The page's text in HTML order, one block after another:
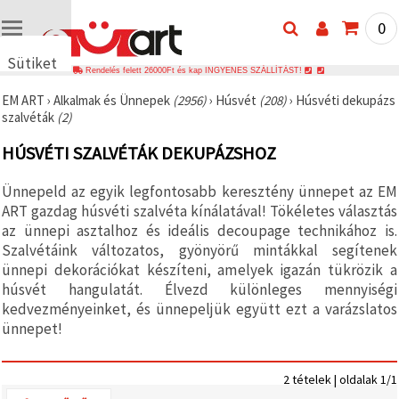
Sütiket
🍪 Cookie-
kat és
technológiákat
használunk
érdekében,
hogy
biztosítsuk
a weboldal
megfelelő
működését,
javítsuk az
Ön
felhasználói
élményét,
és az Ön
elemezzük
0
Rendelés felett 26000Ft és kap INGYENES SZÁLLÍTÁST!
EM ART › Alkalmak és Ünnepek (2956)› Húsvét (208)› Húsvéti dekupázs
szalvéták (2)
HÚSVÉTI SZALVÉTÁK DEKUPÁZSHOZ
Ünnepeld az egyik legfontosabb keresztény ünnepet az EM
ART gazdag húsvéti szalvéta kínálatával! Tökéletes választás
az ünnepi asztalhoz és ideális decoupage technikához is.
Szalvétáink változatos, gyönyörű mintákkal segítenek
ünnepi dekorációkat készíteni, amelyek igazán tükrözik a
húsvét hangulatát. Élvezd különleges mennyiségi
kedvezményeinket, és ünnepeljük együtt ezt a varázslatos
ünnepet!
2 tételek | oldalak 1/1